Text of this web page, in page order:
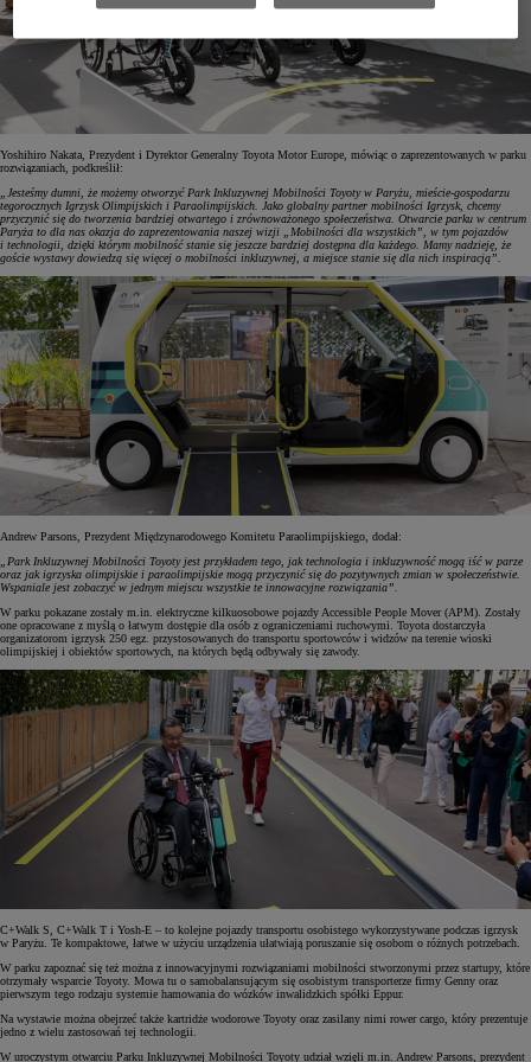
Yoshihiro Nakata, Prezydent i Dyrektor Generalny Toyota Motor Europe, mówiąc o zaprezentowanych w parku
rozwiązaniach, podkreślił:
„Jesteśmy dumni, że możemy otworzyć Park Inkluzywnej Mobilności Toyoty w Paryżu, mieście-gospodarzu
tegorocznych Igrzysk Olimpijskich i Paraolimpijskich. Jako globalny partner mobilności Igrzysk, chcemy
przyczynić się do tworzenia bardziej otwartego i zrównoważonego społeczeństwa. Otwarcie parku w centrum
Paryża to dla nas okazja do zaprezentowania naszej wizji „Mobilności dla wszystkich”, w tym pojazdów
i technologii, dzięki którym mobilność stanie się jeszcze bardziej dostępna dla każdego. Mamy nadzieję, że
goście wystawy dowiedzą się więcej o mobilności inkluzywnej, a miejsce stanie się dla nich inspiracją”.
Andrew Parsons, Prezydent Międzynarodowego Komitetu Paraolimpijskiego, dodał:
„Park Inkluzywnej Mobilności Toyoty jest przykładem tego, jak technologia i inkluzywność mogą iść w parze
oraz jak igrzyska olimpijskie i paraolimpijskie mogą przyczynić się do pozytywnych zmian w społeczeństwie.
Wspaniale jest zobaczyć w jednym miejscu wszystkie te innowacyjne rozwiązania”.
W parku pokazane zostały m.in. elektryczne kilkuosobowe pojazdy Accessible People Mover (APM). Zostały
one opracowane z myślą o łatwym dostępie dla osób z ograniczeniami ruchowymi. Toyota dostarczyła
organizatorom igrzysk 250 egz. przystosowanych do transportu sportowców i widzów na terenie wioski
olimpijskiej i obiektów sportowych, na których będą odbywały się zawody.
C+Walk S, C+Walk T i Yosh-E – to kolejne pojazdy transportu osobistego wykorzystywane podczas igrzysk
w Paryżu. Te kompaktowe, łatwe w użyciu urządzenia ułatwiają poruszanie się osobom o różnych potrzebach.
W parku zapoznać się też można z innowacyjnymi rozwiązaniami mobilności stworzonymi przez startupy, które
otrzymały wsparcie Toyoty. Mowa tu o samobalansującym się osobistym transporterze firmy Genny oraz
pierwszym tego rodzaju systemie hamowania do wózków inwalidzkich spółki Eppur.
Na wystawie można obejrzeć także kartridże wodorowe Toyoty oraz zasilany nimi rower cargo, który prezentuje
jedno z wielu zastosowań tej technologii.
W uroczystym otwarciu Parku Inkluzywnej Mobilności Toyoty udział wzięli m.in. Andrew Parsons, prezydent